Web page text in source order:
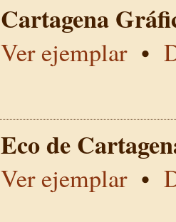
Cartagena
Ver ejemplar•
Eco de
Ver ejemplar•